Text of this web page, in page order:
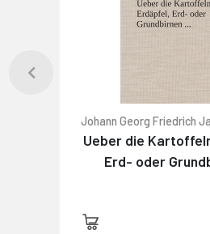
Johann Georg Friedrich
Ueber die
Erd- oder